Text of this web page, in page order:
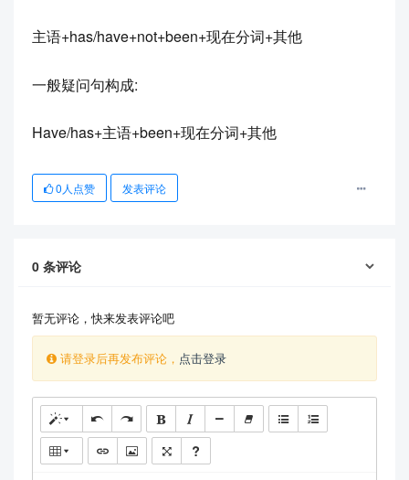
主语+has/have+not+been+现在分词+其他
一般疑问句构成:
Have/has+主语+been+现在分词+其他
0 人点赞 发表评论
0 条评论
暂无评论，快来发表评论吧
请登录后再发布评论， 点击登录